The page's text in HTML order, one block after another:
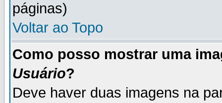
páginas)
Voltar ao Topo
Como posso mostrar uma
Usuário?
Deve haver duas imagens na